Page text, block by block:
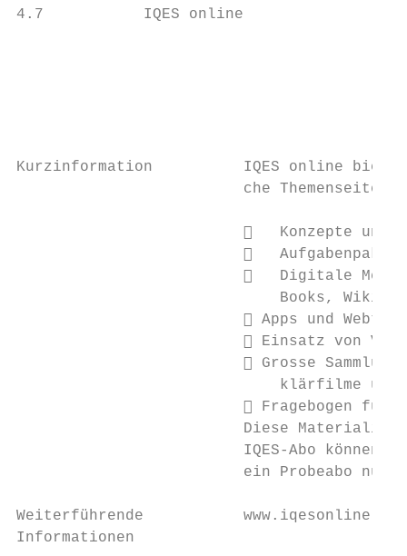
4.7           IQES online
Kurzinformation          IQES online bietet
che Themenseiten
   Konzepte und

   Digitale
Books, Wikis
 Apps und
 Einsatz von
 Grosse
klärfilme und
 Fragebogen für
Diese
IQES-Abo können
ein Probeabo
Weiterführende           www.iqesonline.net
Informationen